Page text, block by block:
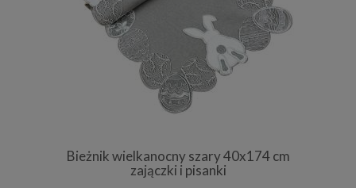
Bieżnik wielkanocny szary 40x174 cm
zajączki i pisanki